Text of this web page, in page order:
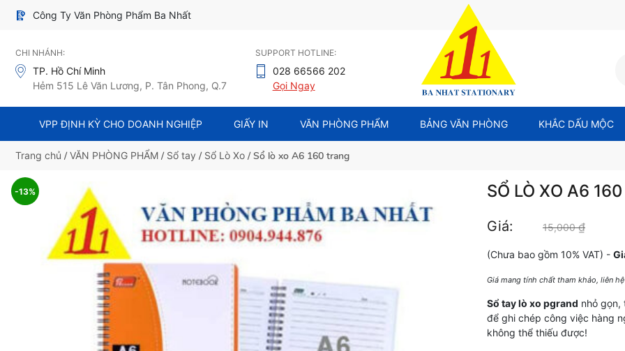
Công Ty Văn Phòng Phẩm Ba Nhất
CHI NHÁNH:
TP. Hồ Chí Minh
Hẻm 515 Lê Văn Lương, P. Tân Phong, Q.7
SUPPORT HOTLINE:
028 66566 202
Gọi Ngay
VPP ĐỊNH KỲ CHO DOANH NGHIỆP GIẤY IN VĂN PHÒNG PHẨM BẢNG VĂN PHÒNG KHẮC DẤU MỘC
Trang chủ /VĂN PHÒNG PHẨM / Sổ tay / Sổ Lò Xo / Sổ lò xo A6 160 trang
-13% SỔ LÒ XO A6
Giá: 15,000₫
(Chưa bao gồm 10% VAT) -
Giá mang tính chất tham khảo, liên
Sổ tay lò xo pgrand nhỏ gọn,
để ghi chép công việc hàng
không thể thiếu được!